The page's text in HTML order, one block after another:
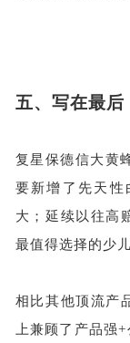
五、 写在最后
复星保德信大黄
要新增了先天性
大；延续以往高
最值得选择的少
相比其他顶流产
上兼顾了产品强+